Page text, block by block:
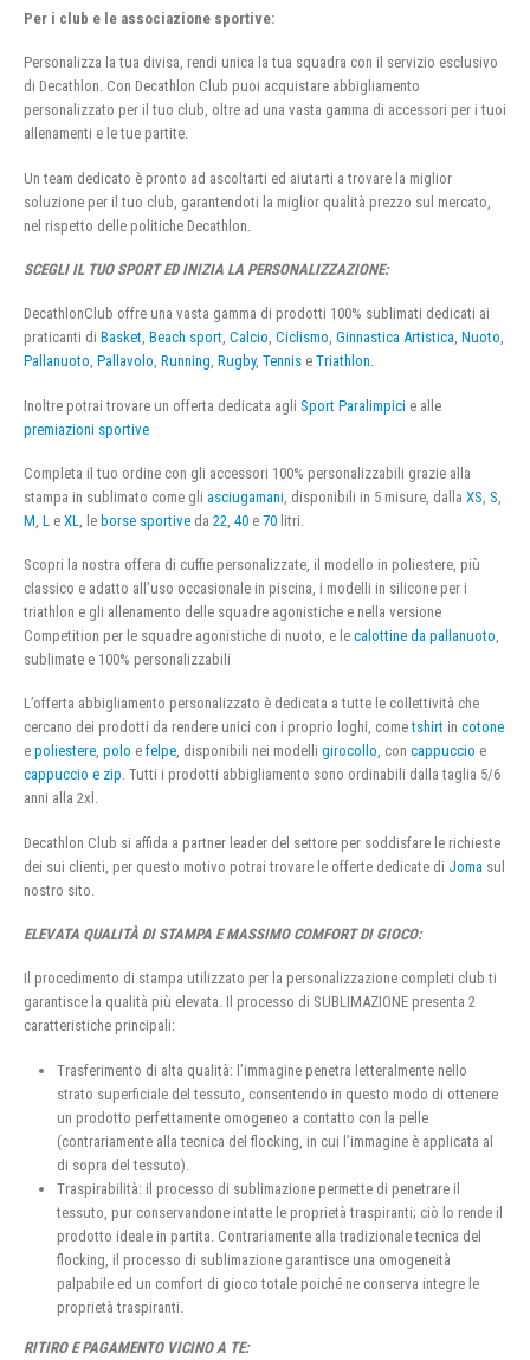
Per i club e le associazione sportive:
Personalizza la tua divisa, rendi unica la tua squadra con il servizio esclusivo
di Decathlon. Con Decathlon Club puoi acquistare abbigliamento
personalizzato per il tuo club, oltre ad una vasta gamma di accessori per i tuoi
allenamenti e le tue partite.
Un team dedicato è pronto ad ascoltarti ed aiutarti a trovare la miglior
soluzione per il tuo club, garantendoti la miglior qualità prezzo sul mercato,
nel rispetto delle politiche Decathlon.
SCEGLI IL TUO SPORT ED INIZIA LA PERSONALIZZAZIONE:
DecathlonClub offre una vasta gamma di prodotti 100% sublimati dedicati ai
praticanti di Basket, Beach sport, Calcio, Ciclismo, Ginnastica Artistica, Nuoto,
Pallanuoto, Pallavolo, Running, Rugby, Tennis e Triathlon.
Inoltre potrai trovare un offerta dedicata agli Sport Paralimpici e alle
premiazioni sportive
Completa il tuo ordine con gli accessori 100% personalizzabili grazie alla
stampa in sublimato come gli asciugamani , disponibili in 5 misure, dalla XS S
M L e XL , le borse sportive da 22 40 e 70 litri.
Scopri la nostra offera di cuffie personalizzate, il modello in poliestere, più
classico e adatto all’uso occasionale in piscina, i modelli in silicone per i
triathlon e gli allenamento delle squadre agonistiche e nella versione
Competition per le squadre agonistiche di nuoto, e le calottine da pallanuoto,
sublimate e 100% personalizzabili
L’offerta abbigliamento personalizzato è dedicata a tutte le collettività che
cercano dei prodotti da rendere unici con i proprio loghi, cometshirt in cotone
e poliestere, polo e felpe, disponibili nei modelli girocollo, con cappuccio e
cappuccio e zip. Tutti i prodotti abbigliamento sono ordinabili dalla taglia 5/6
anni alla 2xl.
Decathlon Club si affida a partner leader del settore per soddisfare le richieste
dei sui clienti, per questo motivo potrai trovare le offerte dedicate di Joma sul
nostro sito.
ELEVATA QUALITÀ DI STAMPA E MASSIMO COMFORT DI GIOCO:
Il procedimento di stampa utilizzato per la personalizzazione completi club ti
garantisce la qualità più elevata. Il processo di SUBLIMAZIONE presenta 2
caratteristiche principali:
Trasferimento di alta qualità: l’immagine penetra letteralmente nello
strato superficiale del tessuto, consentendo in questo modo di ottenere
un prodotto perfettamente omogeneo a contatto con la pelle
(contrariamente alla tecnica del flocking, in cui l’immagine è applicata al
di sopra del tessuto).
Traspirabilità: il processo di sublimazione permette di penetrare il
tessuto, pur conservandone intatte le proprietà traspiranti; ciò lo rende il
prodotto ideale in partita. Contrariamente alla tradizionale tecnica del
flocking, il processo di sublimazione garantisce una omogeneità
palpabile ed un comfort di gioco totale poiché ne conserva integre le
proprietà traspiranti.
RITIRO E PAGAMENTO VICINO A TE: